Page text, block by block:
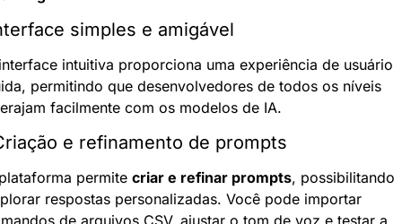
simples e amigável
intuitiva proporciona uma experiência de usuário
permitindo que desenvolvedores de todos os níveis
facilmente com os modelos de IA.
e refinamento de prompts
permite criar e refinar prompts, possibilitando
respostas personalizadas. Você pode importar